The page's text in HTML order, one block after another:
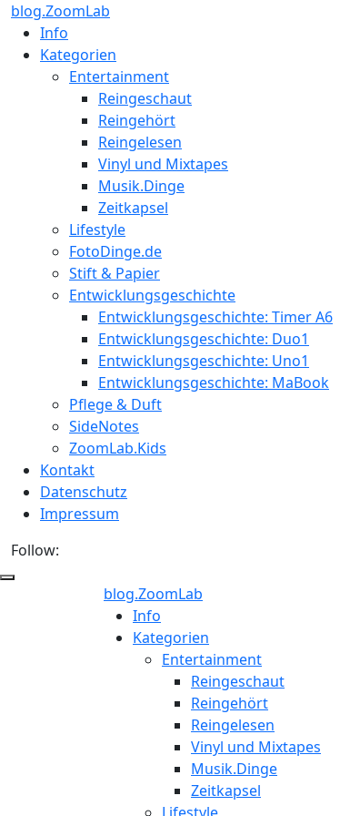
blog.ZoomLab
Info
Kategorien
Entertainment
Reingeschaut
Reingehört
Reingelesen
Vinyl und Mixtapes
Musik.Dinge
Zeitkapsel
Lifestyle
FotoDinge.de
Stift & Papier
Entwicklungsgeschichte
Entwicklungsgeschichte: Timer A6
Entwicklungsgeschichte: Duo1
Entwicklungsgeschichte: Uno1
Entwicklungsgeschichte: MaBook
Pflege & Duft
SideNotes
ZoomLab.Kids
Kontakt
Datenschutz
Impressum
Follow:
blog.ZoomLab
ZoomLab
pers.
Blog
Info
Kategorien
Entertainment
Reingeschaut
Reingehört
Reingelesen
Vinyl und Mixtapes
Musik.Dinge
Zeitkapsel